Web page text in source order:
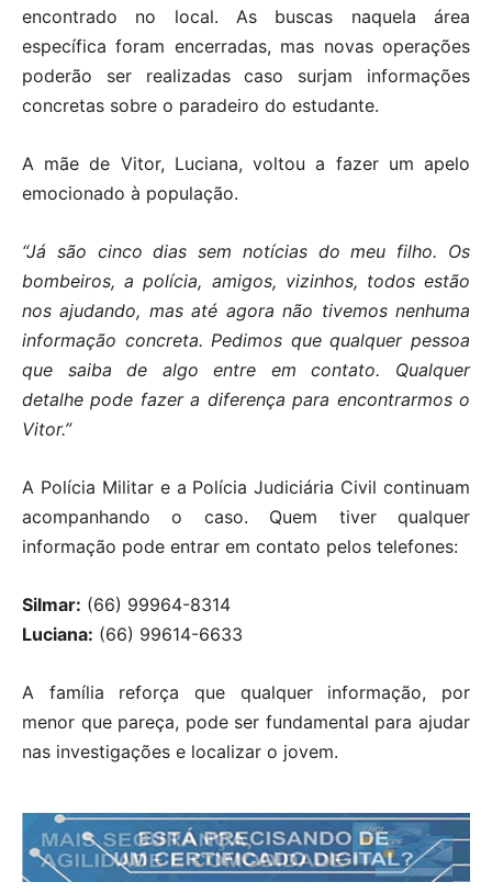
encontrado no local. As buscas naquela área
específica foram encerradas, mas novas operações
poderão ser realizadas caso surjam informações
concretas sobre o paradeiro do estudante.
A mãe de Vitor, Luciana, voltou a fazer um apelo
emocionado à população.
“Já são cinco dias sem notícias do meu filho. Os
bombeiros, a polícia, amigos, vizinhos, todos estão
nos ajudando, mas até agora não tivemos nenhuma
informação concreta. Pedimos que qualquer pessoa
que saiba de algo entre em contato. Qualquer
detalhe pode fazer a diferença para encontrarmos o
Vitor.”
A Polícia Militar e a Polícia Judiciária Civil continuam
acompanhando o caso. Quem tiver qualquer
informação pode entrar em contato pelos telefones:
Silmar: (66) 99964-8314
Luciana: (66) 99614-6633
A família reforça que qualquer informação, por
menor que pareça, pode ser fundamental para ajudar
nas investigações e localizar o jovem.